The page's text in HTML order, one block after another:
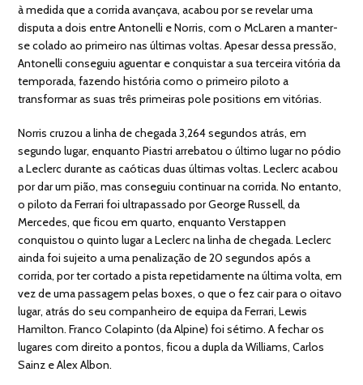
à medida que a corrida avançava, acabou por se revelar uma
disputa a dois entre Antonelli e Norris, com o McLaren a manter-
se colado ao primeiro nas últimas voltas. Apesar dessa pressão,
Antonelli conseguiu aguentar e conquistar a sua terceira vitória da
temporada, fazendo história como o primeiro piloto a
transformar as suas três primeiras pole positions em vitórias.
Norris cruzou a linha de chegada 3,264 segundos atrás, em
segundo lugar, enquanto Piastri arrebatou o último lugar no pódio
a Leclerc durante as caóticas duas últimas voltas. Leclerc acabou
por dar um pião, mas conseguiu continuar na corrida. No entanto,
o piloto da Ferrari foi ultrapassado por George Russell, da
Mercedes, que ficou em quarto, enquanto Verstappen
conquistou o quinto lugar a Leclerc na linha de chegada. Leclerc
ainda foi sujeito a uma penalização de 20 segundos após a
corrida, por ter cortado a pista repetidamente na última volta, em
vez de uma passagem pelas boxes, o que o fez cair para o oitavo
lugar, atrás do seu companheiro de equipa da Ferrari, Lewis
Hamilton. Franco Colapinto (da Alpine) foi sétimo. A fechar os
lugares com direito a pontos, ficou a dupla da Williams, Carlos
Sainz e Alex Albon.